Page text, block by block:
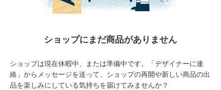
ショップにまだ商品がありません
ショップは現在休暇中、または準備中です。「デザイナーに連
絡」からメッセージを送って、ショップの再開や新しい商品の出
品を楽しみにしている気持ちを届けてみませんか？